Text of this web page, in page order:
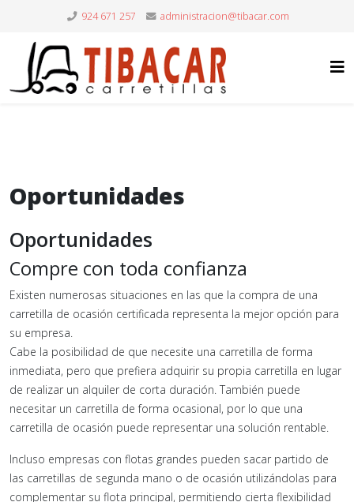
924 671 257
Oportunidades
Oportunidades
Compre con toda confianza
Existen numerosas situaciones en las que la compra de una
carretilla de ocasión certificada representa la mejor opción para
su empresa.
Cabe la posibilidad de que necesite una carretilla de forma
inmediata, pero que prefiera adquirir su propia carretilla en lugar
de realizar un alquiler de corta duración. También puede
necesitar un carretilla de forma ocasional, por lo que una
carretilla de ocasión puede representar una solución rentable.
Incluso empresas con flotas grandes pueden sacar partido de
las carretillas de segunda mano o de ocasión utilizándolas para
complementar su flota principal, permitiendo cierta flexibilidad